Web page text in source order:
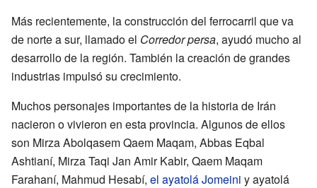
Más recientemente, la construcción del ferrocarril que va
de norte a sur, llamado el Corredor persa, ayudó mucho al
desarrollo de la región. También la creación de grandes
industrias impulsó su crecimiento.
Muchos personajes importantes de la historia de Irán
nacieron o vivieron en esta provincia. Algunos de ellos
son Mirza Abolqasem Qaem Maqam, Abbas Eqbal
Ashtianí, Mirza Taqi Jan Amir Kabir, Qaem Maqam
Farahaní, Mahmud Hesabí, el ayatolá Jomeini y ayatolá